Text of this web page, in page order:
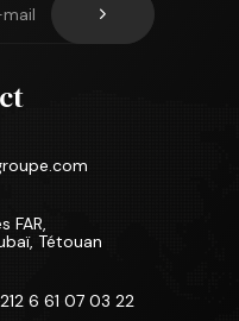
FAR,
Tétouan
6 61 07 03 22